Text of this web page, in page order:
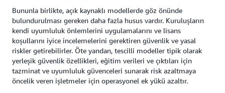
Bununla birlikte, açık kaynaklı modellerde göz önünde
bulundurulması gereken daha fazla husus vardır. Kuruluşların
kendi uyumluluk önlemlerini uygulamalarını ve lisans
koşullarını iyice incelemelerini gerektiren güvenlik ve yasal
riskler getirebilirler. Öte yandan, tescilli modeller tipik olarak
yerleşik güvenlik özellikleri, eğitim verileri ve çıktıları için
tazminat ve uyumluluk güvenceleri sunarak risk azaltmaya
öncelik veren işletmeler için operasyonel ek yükü azaltır.